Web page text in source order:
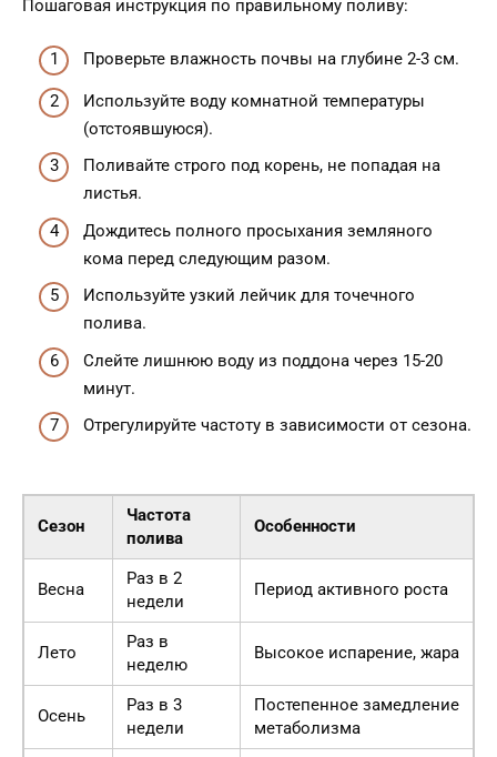
Пошаговая инструкция по правильному поливу:
Проверьте влажность почвы на глубине 2-3 см.
Используйте воду комнатной температуры
(отстоявшуюся).
Поливайте строго под корень, не попадая на
листья.
Дождитесь полного просыхания земляного
кома перед следующим разом.
Используйте узкий лейчик для точечного
полива.
Слейте лишнюю воду из поддона через 15-20
минут.
Отрегулируйте частоту в зависимости от сезона.
Сезон
Частота
полива
Особенности
Весна
Раз в 2
недели
Период активного роста
Лето
Раз в
неделю
Высокое испарение, жара
Осень
Раз в 3
недели
Постепенное замедление
метаболизма